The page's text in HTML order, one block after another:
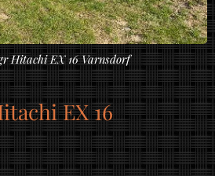
Hitachi EX 16 Varnsdorf
EX 16